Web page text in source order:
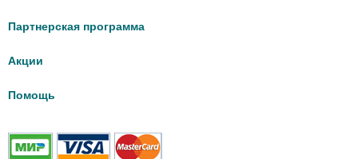
Партнерская программа
Акции
Помощь